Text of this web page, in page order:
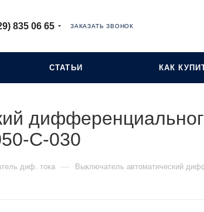
835 06 65 ЗАКАЗАТЬ ЗВОНОК
СТАТЬИ КАК
C-030
диф. тока — Выключатель автоматический